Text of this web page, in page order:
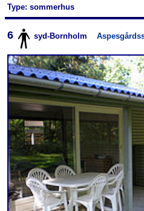
Type: sommerhus
6 syd-Bornholm